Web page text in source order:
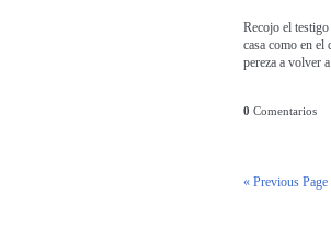
Recojo el
casa como en
pereza a volver
0 Comentarios
« Previous Page